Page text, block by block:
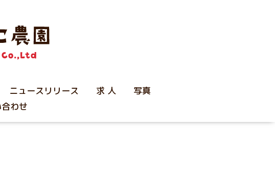
ニュースリリース 求 人
写真
わせ